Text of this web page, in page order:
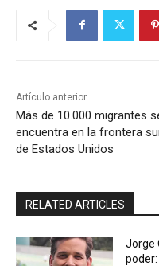
Artículo anterior
Más de 10.000 migrantes
encuentra en la frontera
de Estados Unidos
RELATED ARTICLES
Jorge